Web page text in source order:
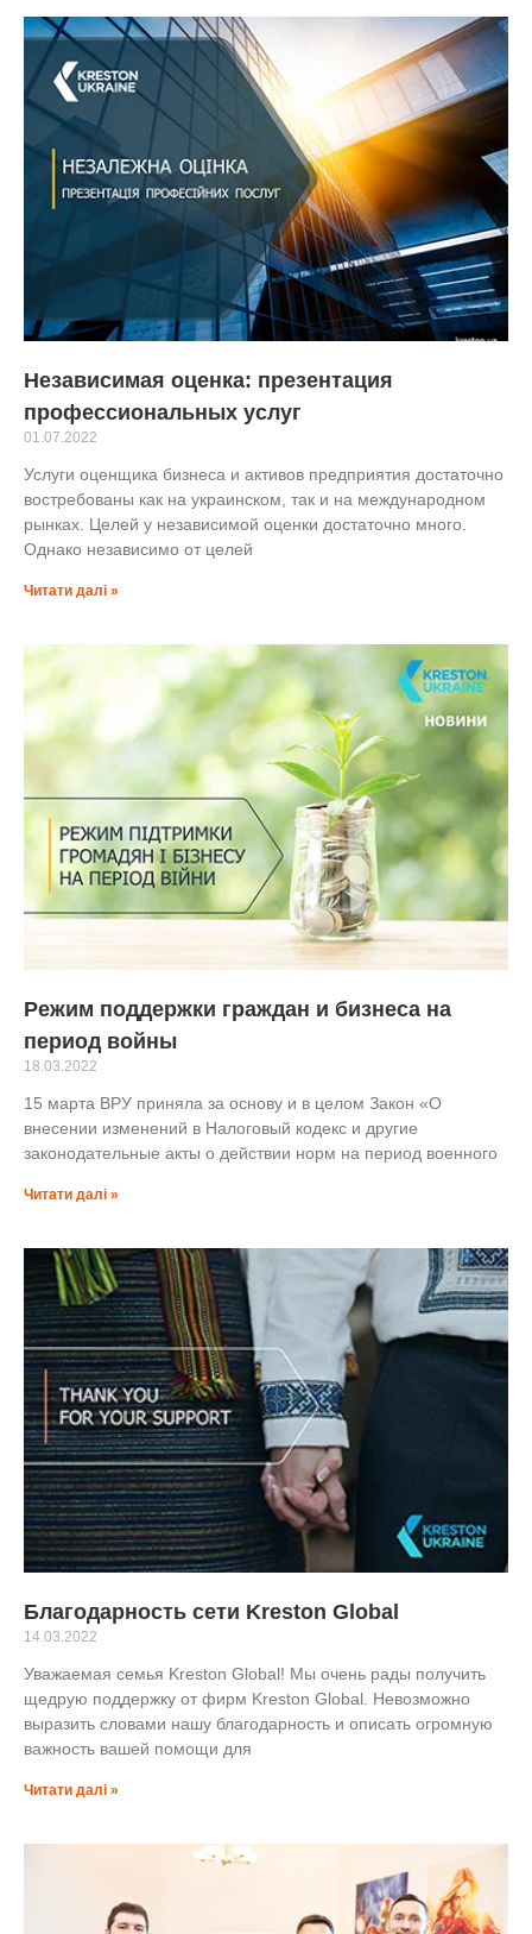
Независимая оценка: презентация
профессиональных услуг
01.07.2022
Услуги оценщика бизнеса и активов предприятия достаточно
востребованы как на украинском, так и на международном
рынках. Целей у независимой оценки достаточно много.
Однако независимо от целей
Читати далі »
Режим поддержки граждан и бизнеса на
период войны
18.03.2022
15 марта ВРУ приняла за основу и в целом Закон «О
внесении изменений в Налоговый кодекс и другие
законодательные акты о действии норм на период военного
Читати далі »
Благодарность сети Kreston Global
14.03.2022
Уважаемая семья Kreston Global! Мы очень рады получить
щедрую поддержку от фирм Kreston Global. Невозможно
выразить словами нашу благодарность и описать огромную
важность вашей помощи для
Читати далі »